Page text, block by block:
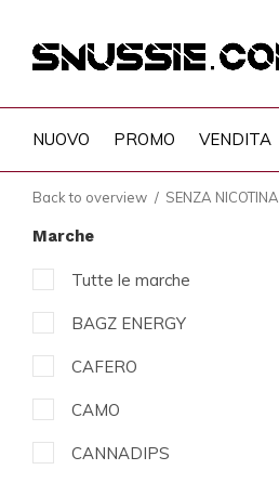
NUOVO PROMO VENDITA
Back to overview SENZA NICOTINA
Marche
Tutte le marche
BAGZ ENERGY
CAFERO
CAMO
CANNADIPS